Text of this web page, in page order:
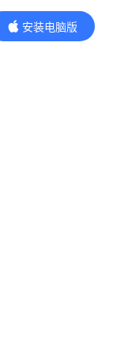
安装电脑版
内容更精彩